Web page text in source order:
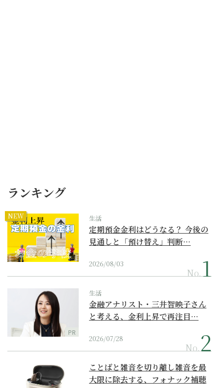
ランキング
NEW 生活
定期預金金利はどうなる？ 今後の
見通しと「預け替え」判断…
2026/08/03
No.
PR
生活
金融アナリスト・三井智映子さん
と考える、金利上昇で再注目…
2026/07/28
No.
ことばと雑音を切り離し雑音を最
大限に除去する、フォナック補聴